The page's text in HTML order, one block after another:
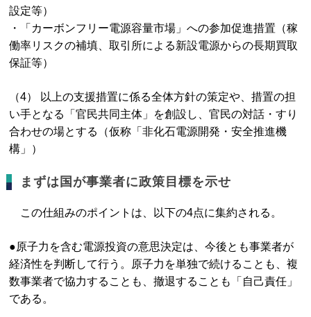
設定等）
・「カーボンフリー電源容量市場」への参加促進措置（稼
働率リスクの補填、取引所による新設電源からの長期買取
保証等）
（4） 以上の支援措置に係る全体方針の策定や、措置の担
い手となる「官民共同主体」を創設し、官民の対話・すり
合わせの場とする（仮称「非化石電源開発・安全推進機
構」）
まずは国が事業者に政策目標を示せ
この仕組みのポイントは、以下の4点に集約される。
●原子力を含む電源投資の意思決定は、今後とも事業者が
経済性を判断して行う。原子力を単独で続けることも、複
数事業者で協力することも、撤退することも「自己責任」
である。